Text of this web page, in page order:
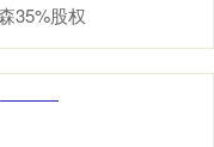
35%股权